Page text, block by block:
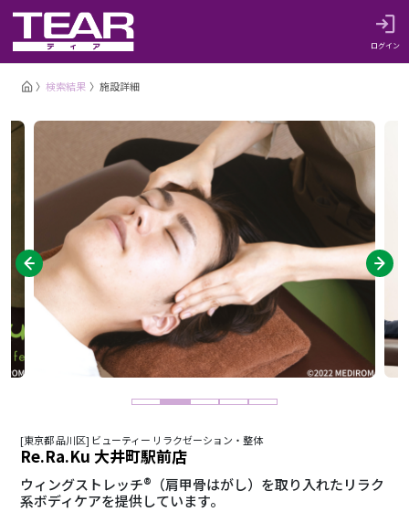
ログイン
検索結果 施設詳細
[東京都 品川区] ビューティー リラクゼーション・整体
Re.Ra.Ku 大井町駅前店
ウィングストレッチ®（肩甲骨はがし）を取り入れたリラク
系ボディケアを提供しています。